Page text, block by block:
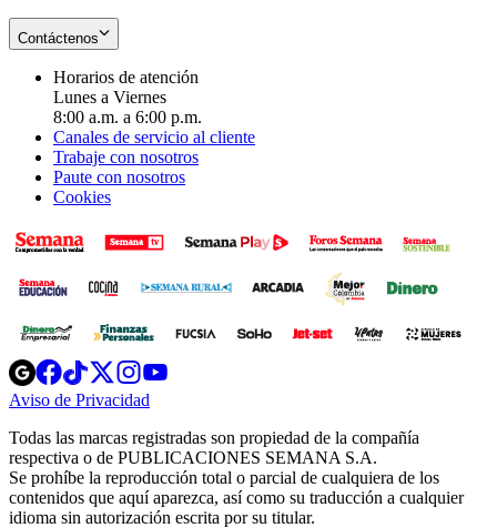
Contáctenos
Horarios de atención
Lunes a Viernes
8:00 a.m. a 6:00 p.m.
Canales de servicio al cliente
Trabaje con nosotros
Paute con nosotros
Cookies
Opens
in
new
Opens
in
new
Opens
in
new
window
Opens
new
windowwindow
Aviso de Privacidad
new
window
Todas las marcas registradas son propiedad de la compañía
respectiva o de PUBLICACIONES SEMANA S.A.
Se prohíbe la reproducción total o parcial de cualquiera de los
contenidos que aquí aparezca, así como su traducción a cualquier
idioma sin autorización escrita por su titular.